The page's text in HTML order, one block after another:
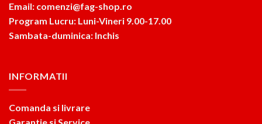
Email: comenzi@fag-shop.ro
Program Lucru: Luni-Vineri 9.00-17.00
Sambata-duminica: Inchis
INFORMATII
Comanda si livrare